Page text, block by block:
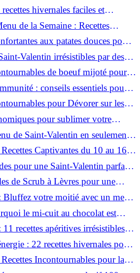
!
recettes hivernales faciles et
de la Semaine : Recettes
17 au 23 Février!aux patates douces pour
Valentin irrésistibles par des
en couple!
de boeuf mijoté pour
hiver ! : conseils essentiels pour
!
pour Dévorer sur les
pour sublimer votre
de Saint-Valentin en seulement
Captivantes du 10 au 16
Cette Semaine !
pour une Saint-Valentin parfaite
de Scrub à Lèvres pour une
Bluffez votre moitié avec un menu
!
le mi-cuit au chocolat est
recettes apéritives irrésistibles en
: 22 recettes hivernales pour
post-déjeuner !
Incontournables pour la
9 Février!